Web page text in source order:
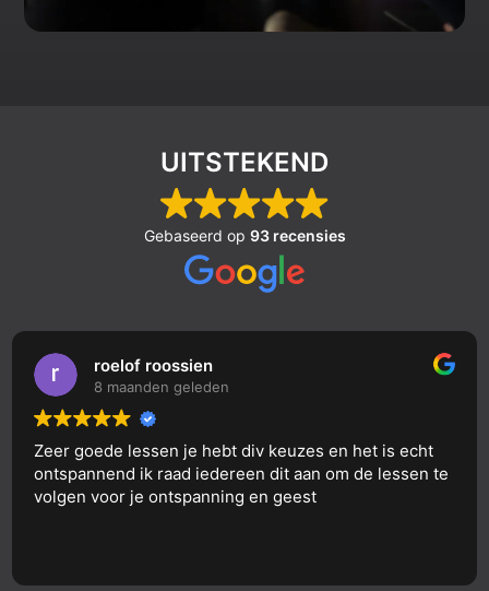
UITSTEKEND
Gebaseerd op 93 recensies
is echt
lessen te
9 maanden geleden
Groot aanbod van diverse yoga vormen.
is hot yoga